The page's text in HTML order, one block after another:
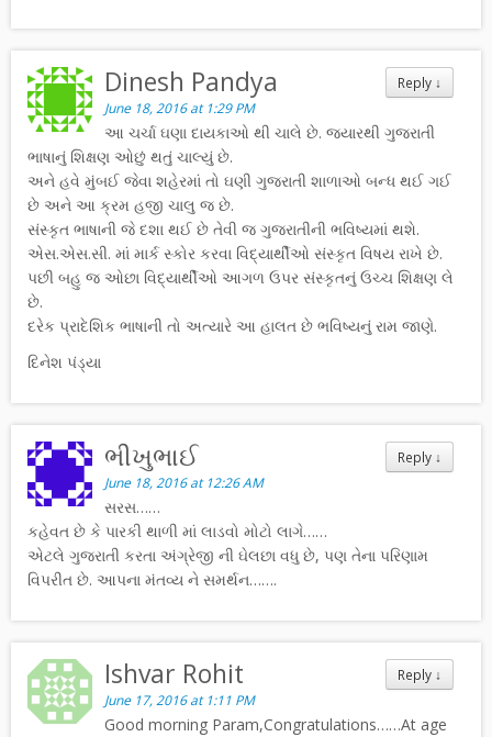
Reply ↓
Dinesh Pandya
June 18, 2016 at 1:29 PM
આ ચર્ચા ઘણા દાયકાઓ થી ચાલે છે. જ્યારથી ગુજરાતી
ભાષાનું શિક્ષણ ઓછું થતું ચાલ્યું છે.
અને હવે મુંબઈ જેવા શહેરમાં તો ઘણી ગુજરાતી શાળાઓ બન્ધ થઈ ગઈ
છે અને આ ક્રમ હજી ચાલુ જ છે.
સંસ્કૃત ભાષાની જે દશા થઈ છે તેવી જ ગુજરાતીની ભવિષ્યમાં થશે.
એસ.એસ.સી. માં માર્ક સ્કોર કરવા વિદ્યાર્થીઓ સંસ્કૃત વિષય રાખે છે.
પછી બહુ જ ઓછા વિદ્યાર્થીઓ આગળ ઉપર સંસ્કૃતનું ઉચ્ચ શિક્ષણ લે
છે.
દરેક પ્રાદેશિક ભાષાની તો અત્યારે આ હાલત છે ભવિષ્યનું રામ જાણે.
દિનેશ પંડ્યા
Reply ↓
ભીખુભાઈ
June 18, 2016 at 12:26 AM
સરસ……
કહેવત છે કે પારકી થાળી માં લાડવો મોટો લાગે……
એટલે ગુજરાતી કરતા અંગ્રેજી ની ઘેલછા વધુ છે, પણ તેના પરિણામ
વિપરીત છે. આપના મંતવ્ય ને સમર્થન…….
Reply ↓
Ishvar Rohit
June 17, 2016 at 1:11 PM
Good morning Param,Congratulations……At age